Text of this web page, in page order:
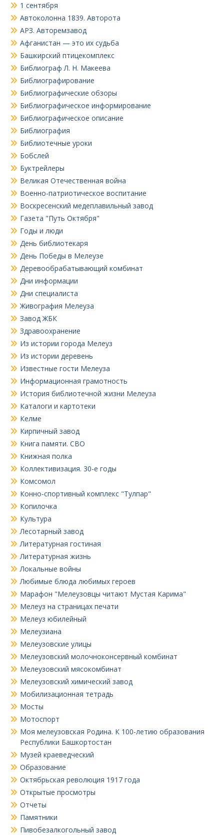
1 сентября
Автоколонна 1839. Авторота
АРЗ. Авторемзавод
Афганистан — это их судьба
Башкирский птицекомплекс
Библиограф Л. Н. Макеева
Библиографирование
Библиографические обзоры
Библиографическое информирование
Библиографическое описание
Библиография
Библиотечные уроки
Бобслей
Буктрейлеры
Великая Отечественная война
Военно-патриотическое воспитание
Воскресенский медеплавильный завод
Газета "Путь Октября"
Годы и люди
День библиотекаря
День Победы в Мелеузе
Деревообрабатывающий комбинат
Дни информации
Дни специалиста
Живография Мелеуза
Завод ЖБК
Здравоохранение
Из истории города Мелеуз
Из истории деревень
Известные гости Мелеуза
Информационная грамотность
История библиотечной жизни Мелеуза
Каталоги и картотеки
Келме
Кирпичный завод
Книга памяти. СВО
Книжная полка
Коллективизация. 30-е годы
Комсомол
Конно-спортивный комплекс "Тулпар"
Копилочка
Культура
Лесотарный завод
Литературная гостиная
Литературная жизнь
Локальные войны
Любимые блюда любимых героев
Марафон "Мелеузовцы читают Мустая Карима"
Мелеуз на страницах печати
Мелеуз юбилейный
Мелеузиана
Мелеузовские улицы
Мелеузовский молочноконсервный комбинат
Мелеузовский мясокомбинат
Мелеузовский химический завод
Мобилизационная тетрадь
Мосты
Мотоспорт
Моя мелеузовская Родина. К 100-летию образования
Республики Башкортостан
Музей краеведческий
Образование
Октябрьская революция 1917 года
Открытые просмотры
Отчеты
Памятники
Пивобезалкогольный завод